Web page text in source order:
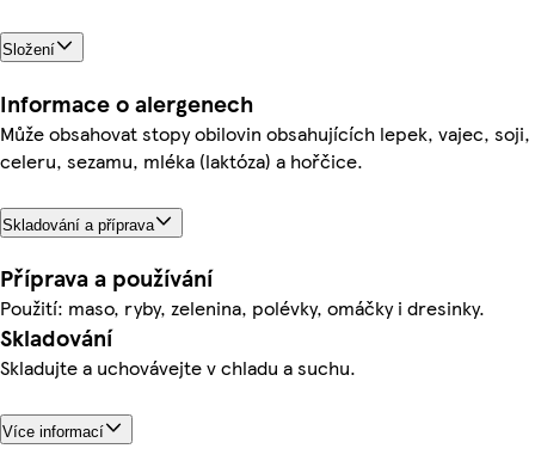
Složení
Informace o alergenech
Může obsahovat stopy obilovin obsahujících lepek, vajec, soji,
celeru, sezamu, mléka (laktóza) a hořčice.
Skladování a příprava
Příprava a používání
Použití: maso, ryby, zelenina, polévky, omáčky i dresinky.
Skladování
Skladujte a uchovávejte v chladu a suchu.
Více informací